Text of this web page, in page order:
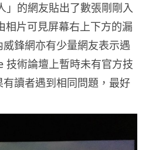
」的網友貼出了數張剛剛入
相片可見屏幕右上下方的漏
鋒網亦有少量網友表示遇
技術論壇上暫時未有官方技
讀者遇到相同問題，最好